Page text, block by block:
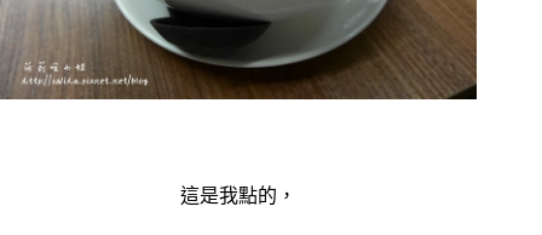
這是我點的，